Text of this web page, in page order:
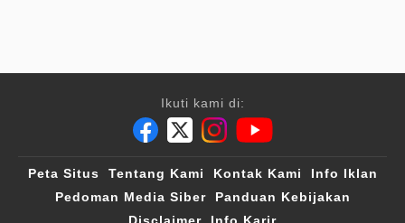
Ikuti kami di:
Peta Situs Tentang Kami Kontak Kami
Info Iklan
Pedoman Media Siber
Panduan Kebijakan